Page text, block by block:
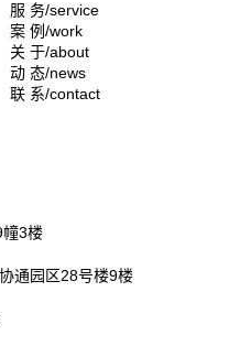
服 务/service
案 例/work
关 于/about
动 态/news
联 系/contact
幢3楼
通园区28号楼9楼